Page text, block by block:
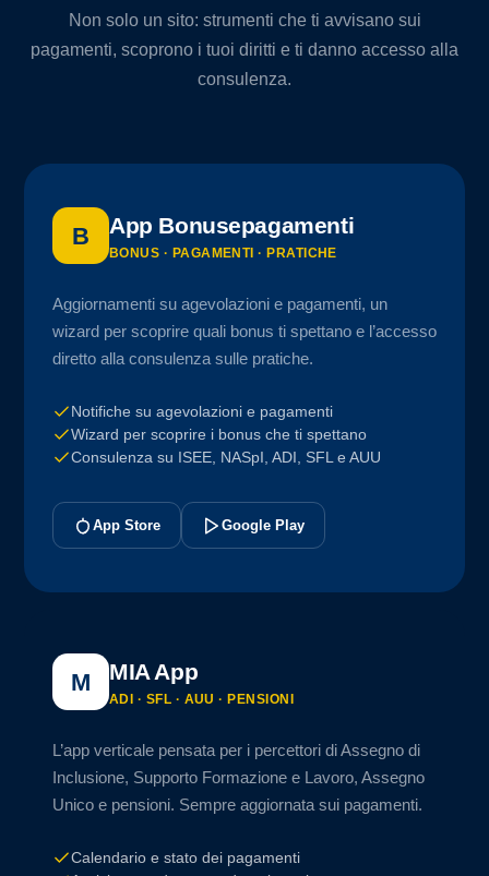
Non solo un sito: strumenti che ti avvisano sui
pagamenti, scoprono i tuoi diritti e ti danno accesso alla
consulenza.
B App Bonusepagamenti
BONUS · PAGAMENTI · PRATICHE
Aggiornamenti su agevolazioni e pagamenti, un
wizard per scoprire quali bonus ti spettano e l’accesso
diretto alla consulenza sulle pratiche.
Notifiche su agevolazioni e pagamenti
Wizard per scoprire i bonus che ti spettano
Consulenza su ISEE, NASpI, ADI, SFL e AUU
App Store Google Play
M MIA App
ADI · SFL · AUU · PENSIONI
L’app verticale pensata per i percettori di Assegno di
Inclusione, Supporto Formazione e Lavoro, Assegno
Unico e pensioni. Sempre aggiornata sui pagamenti.
Calendario e stato dei pagamenti